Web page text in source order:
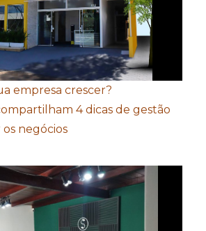
empresa crescer?
4 dicas de gestão
negócios